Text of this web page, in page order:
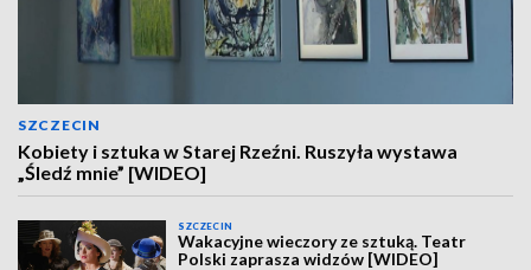
SZCZECIN
Kobiety i sztuka w Starej Rzeźni. Ruszyła wystawa
„Śledź mnie” [WIDEO]
SZCZECIN
Wakacyjne wieczory ze sztuką. Teatr
Polski zaprasza widzów [WIDEO]